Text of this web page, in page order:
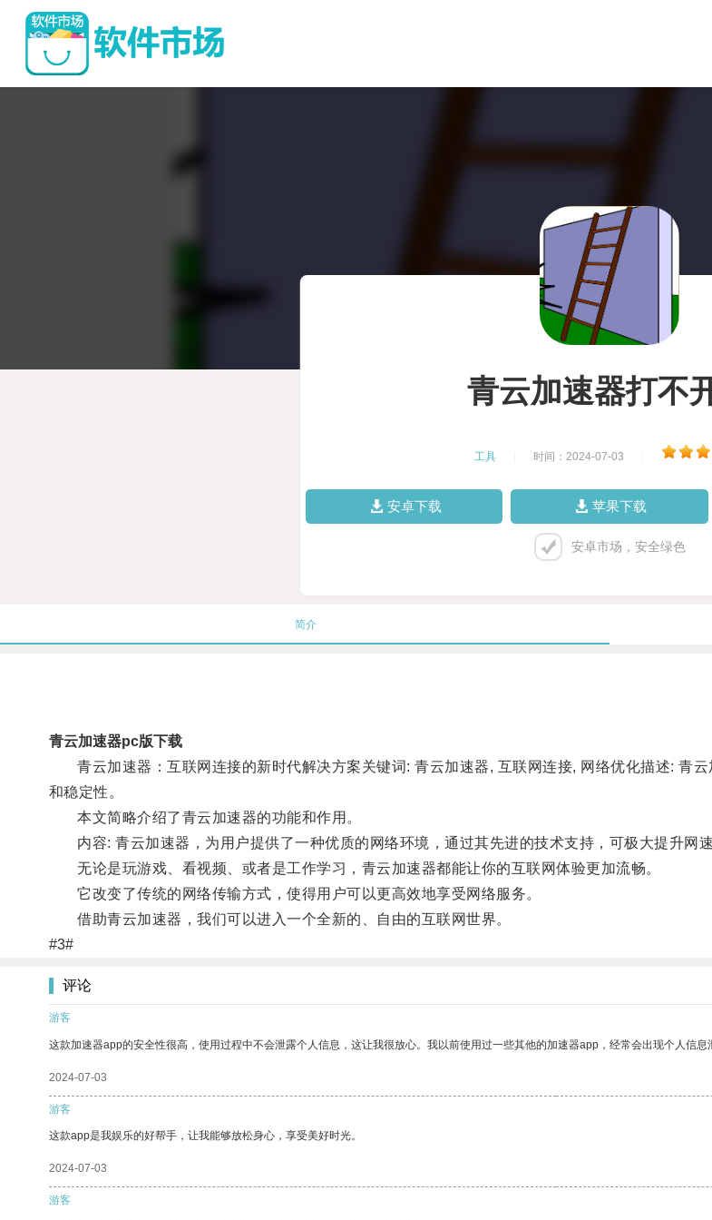
青云加速器打不
工具 时间：2024-07-03
安卓下载 苹果下载
安卓市场，安全绿色
简介
青云加速器pc版下载
青云加速器：互联网连接的新时代解决方案关键词: 青云加速器, 互联网连接, 网络优化描述: 青
和稳定性。
本文简略介绍了青云加速器的功能和作用。
内容: 青云加速器，为用户提供了一种优质的网络环境，通过其先进的技术支持，可极大提升网速
无论是玩游戏、看视频、或者是工作学习，青云加速器都能让你的互联网体验更加流畅。
它改变了传统的网络传输方式，使得用户可以更高效地享受网络服务。
借助青云加速器，我们可以进入一个全新的、自由的互联网世界。
#3#
评论
游客
这款加速器app的安全性很高，使用过程中不会泄露个人信息，这让我很放心。我以前使用过一些其他的加速器app，经常会出现个人信息
2024-07-03
游客
这款app是我娱乐的好帮手，让我能够放松身心，享受美好时光。
2024-07-03
游客